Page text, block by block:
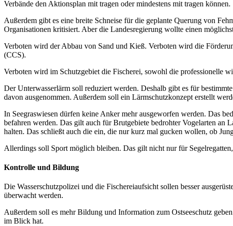
Verbände den Aktionsplan mit tragen oder mindestens mit tragen können.
Außerdem gibt es eine breite Schneise für die geplante Querung von
Organisationen kritisiert. Aber die Landesregierung wollte einen
Verboten wird der Abbau von Sand und Kieß. Verboten wird die
(CCS).
Verboten wird im Schutzgebiet die Fischerei, sowohl die professionelle
Der Unterwasserlärm soll reduziert werden. Deshalb gibt es für
davon ausgenommen. Außerdem soll ein Lärmschutzkonzept erstellt
In Seegraswiesen dürfen keine Anker mehr ausgeworfen werden. Das
befahren werden. Das gilt auch für Brutgebiete bedrohter Vogelarten an
halten. Das schließt auch die ein, die nur kurz mal gucken wollen, ob
Allerdings soll Sport möglich bleiben. Das gilt nicht nur für
Kontrolle und Bildung
Die Wasserschutzpolizei und die Fischereiaufsicht sollen besser
überwacht werden.
Außerdem soll es mehr Bildung und Information zum Ostseeschutz
im Blick hat.